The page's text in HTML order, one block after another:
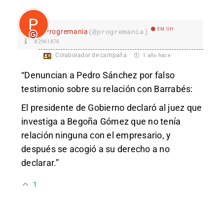
Progremania (@progremania) EM Off
#2961876
Colaborador de campaña 1 año hace
“Denuncian a Pedro Sánchez por falso
testimonio sobre su relación con Barrabés:
El presidente de Gobierno declaró al juez que
investiga a Begoña Gómez que no tenía
relación ninguna con el empresario, y
después se acogió a su derecho a no
declarar.”
1